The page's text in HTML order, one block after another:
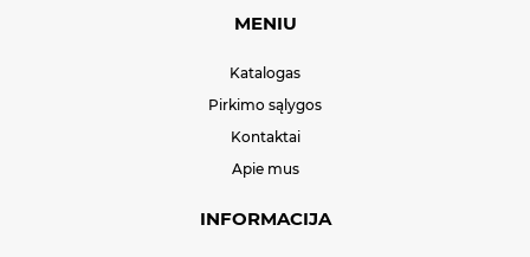
MENIU
Katalogas
Pirkimo sąlygos
Kontaktai
Apie mus
INFORMACIJA